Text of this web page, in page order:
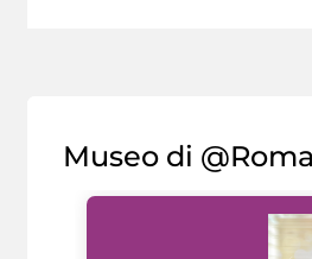
Museo di